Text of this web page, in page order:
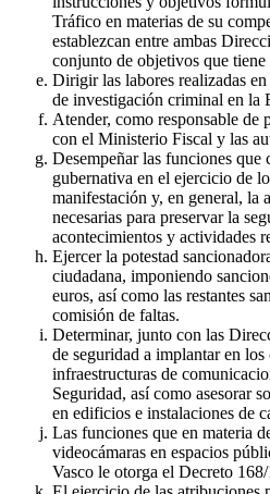
Tráfico en materias de su
establezcan entre ambas
conjunto de objetivos que
Dirigir las labores realizadas
de investigación criminal en la
Atender, como responsable
con el Ministerio Fiscal y las
Desempeñar las funciones que
gubernativa en el ejercicio de
manifestación y, en general, la
necesarias para preservar la
acontecimientos y actividades
Ejercer la potestad
ciudadana, imponiendo
euros, así como las restantes
comisión de faltas.
Determinar, junto con las
de seguridad a implantar en
infraestructuras de
Seguridad, así como asesorar
en edificios e instalaciones de
Las funciones que en materia
videocámaras en espacios
Vasco le otorga el Decreto